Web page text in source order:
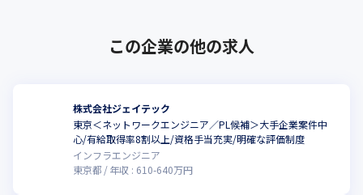
この企業の他の求人
株式会社ジェイテック
東京＜ネットワークエンジニア／PL候補＞大手企業案件中
心/有給取得率8割以上/資格手当充実/明確な評価制度
インフラエンジニア
東京都
年収 : 610-640万円